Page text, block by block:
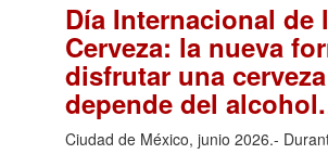
Día Internacional de
Cerveza: la nueva
disfrutar una
depende del alcohol.
Ciudad de México, junio 2026.-